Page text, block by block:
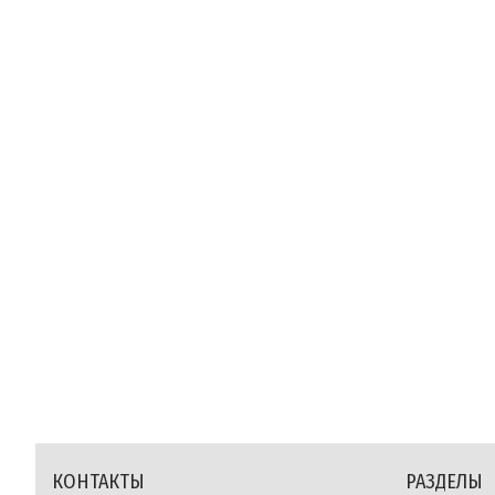
КОНТАКТЫ РАЗДЕЛЫ